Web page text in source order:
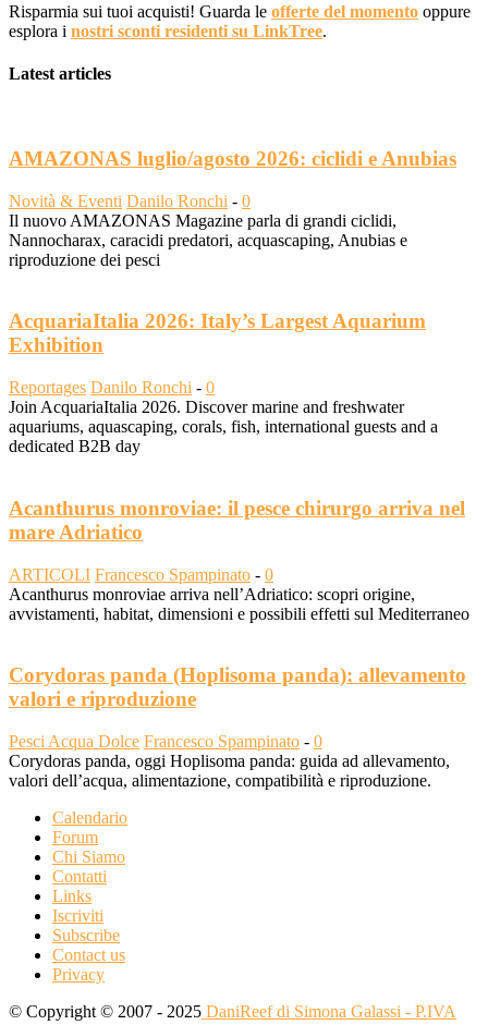
Risparmia sui tuoi acquisti! Guarda le offerte del momento oppure
esplora i nostri sconti residenti su LinkTree.
Latest articles
AMAZONAS luglio/agosto 2026: ciclidi e Anubias
Novità & Eventi Danilo Ronchi - 0
Il nuovo AMAZONAS Magazine parla di grandi ciclidi,
Nannocharax, caracidi predatori, acquascaping, Anubias e
riproduzione dei pesci
AcquariaItalia 2026: Italy’s Largest Aquarium
Exhibition
Reportages Danilo Ronchi - 0
Join AcquariaItalia 2026. Discover marine and freshwater
aquariums, aquascaping, corals, fish, international guests and a
dedicated B2B day
Acanthurus monroviae: il pesce chirurgo arriva nel
mare Adriatico
ARTICOLI Francesco Spampinato - 0
Acanthurus monroviae arriva nell’Adriatico: scopri origine,
avvistamenti, habitat, dimensioni e possibili effetti sul Mediterraneo
Corydoras panda (Hoplisoma panda): allevamento
valori e riproduzione
Pesci Acqua Dolce Francesco Spampinato - 0
Corydoras panda, oggi Hoplisoma panda: guida ad allevamento,
valori dell’acqua, alimentazione, compatibilità e riproduzione.
Calendario
Forum
Chi Siamo
Contatti
Links
Iscriviti
Subscribe
Contact us
Privacy
© Copyright © 2007 - 2025 DaniReef di Simona Galassi - P.IVA